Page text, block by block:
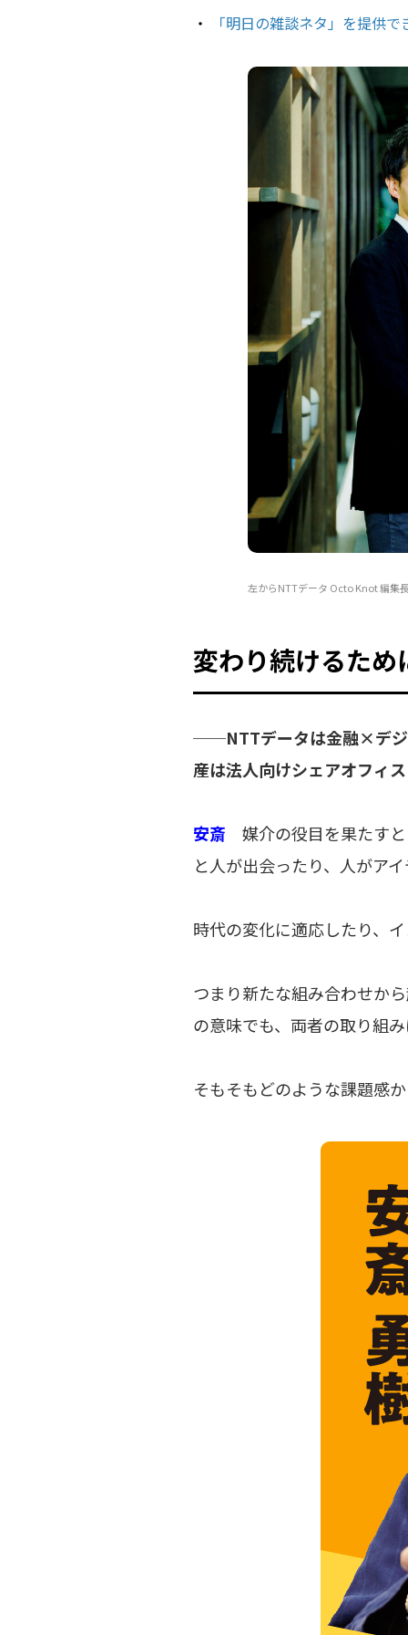
「明日の雑談ネタ」を提供
左からNTTデータ Octo Knot 編集
変わり続けるため
──NTTデータは金融×デジ
産は法人向けシェアオフィ
安斎 媒介の役目を果たす
と人が出会ったり、人がア
時代の変化に適応したり、
つまり新たな組み合わせか
の意味でも、両者の取り組
そもそもどのような課題感